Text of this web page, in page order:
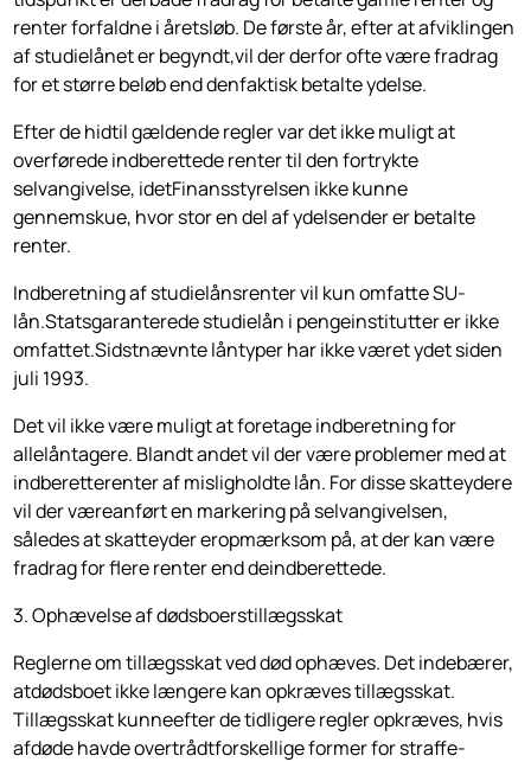
renter forfaldne i åretsløb. De første år, efter at afviklingen
af studielånet er begyndt,vil der derfor ofte være fradrag
for et større beløb end denfaktisk betalte ydelse.
Efter de hidtil gældende regler var det ikke muligt at
overførede indberettede renter til den fortrykte
selvangivelse, idetFinansstyrelsen ikke kunne
gennemskue, hvor stor en del af ydelsender er betalte
renter.
Indberetning af studielånsrenter vil kun omfatte SU-
lån.Statsgaranterede studielån i pengeinstitutter er ikke
omfattet.Sidstnævnte låntyper har ikke været ydet siden
juli 1993.
Det vil ikke være muligt at foretage indberetning for
allelåntagere. Blandt andet vil der være problemer med at
indberetterenter af misligholdte lån. For disse skatteydere
vil der væreanført en markering på selvangivelsen,
således at skatteyder eropmærksom på, at der kan være
fradrag for flere renter end deindberettede.
3. Ophævelse af dødsboerstillægsskat
Reglerne om tillægsskat ved død ophæves. Det indebærer,
atdødsboet ikke længere kan opkræves tillægsskat.
Tillægsskat kunneefter de tidligere regler opkræves, hvis
afdøde havde overtrådtforskellige former for straffe­